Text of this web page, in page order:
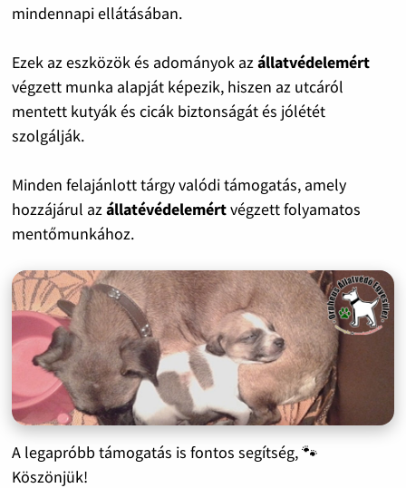
mindennapi ellátásában.
Ezek az eszközök és adományok azállatvédelemért
végzett munka alapját képezik, hiszen az utcáról
mentett kutyák és cicák biztonságát és jólétét
szolgálják.
Minden felajánlott tárgy valódi támogatás, amely
hozzájárul azállatévédelemértvégzett folyamatos
mentőmunkához.
A legapróbb támogatás is fontos segítség, 🐾
Köszönjük!